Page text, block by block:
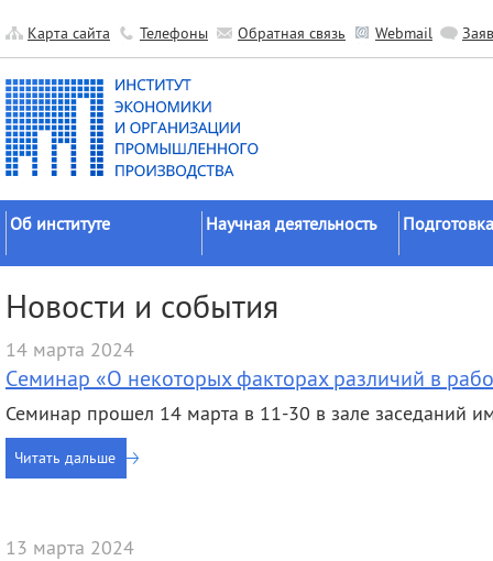
Карта сайта Телефоны Обратная связь Webmail
Об институте
Официальные документы
История
Руководство
Научные подразделения
Прочие подразделения
Издательская
Научная деятельность
исследований
Прикладные разработки
Новости и события
14 марта 2024
Cеминар «О некоторых факторах различий в
Семинар прошел 14 марта в 11-30 в зале заседаний
Читать дальше
13 марта 2024